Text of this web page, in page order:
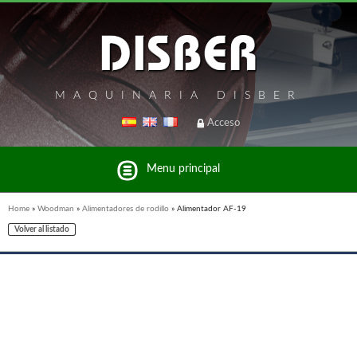
MAQUINARIA DISBER
Acceso
Menu principal
Home » Woodman » Alimentadores de rodillo » Alimentador AF-19
Volver al listado